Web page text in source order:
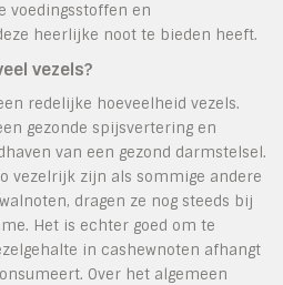
voedingsstoffen en
heerlijke noot te bieden heeft.
vezels?
redelijke hoeveelheid vezels.
gezonde spijsvertering en
van een gezond darmstelsel.
vezelrijk zijn als sommige andere
dragen ze nog steeds bij
Het is echter goed om te
in cashewnoten afhangt
Over het algemeen